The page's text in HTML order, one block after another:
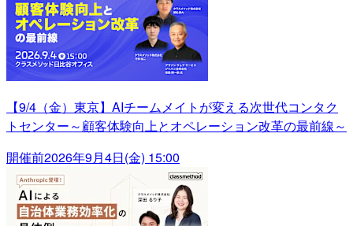
【9/4（金）東京】AIチームメイトが変える次世代コンタク
トセンター～顧客体験向上とオペレーション改革の最前線～
開催前2026年9月4日(金) 15:00